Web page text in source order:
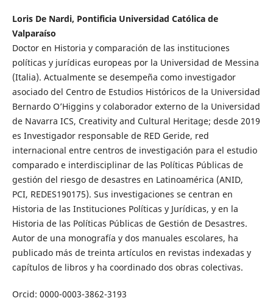
Loris De Nardi, Pontificia Universidad Católica de
Valparaíso
Doctor en Historia y comparación de las instituciones
políticas y jurídicas europeas por la Universidad de Messina
(Italia). Actualmente se desempeña como investigador
asociado del Centro de Estudios Históricos de la Universidad
Bernardo O’Higgins y colaborador externo de la Universidad
de Navarra ICS, Creativity and Cultural Heritage; desde 2019
es Investigador responsable de RED Geride, red
internacional entre centros de investigación para el estudio
comparado e interdisciplinar de las Políticas Públicas de
gestión del riesgo de desastres en Latinoamérica (ANID,
PCI, REDES190175). Sus investigaciones se centran en
Historia de las Instituciones Políticas y Jurídicas, y en la
Historia de las Políticas Públicas de Gestión de Desastres.
Autor de una monografía y dos manuales escolares, ha
publicado más de treinta artículos en revistas indexadas y
capítulos de libros y ha coordinado dos obras colectivas.
Orcid: 0000-0003-3862-3193